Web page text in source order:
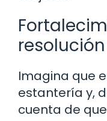
Imagina que
estantería y,
cuenta de